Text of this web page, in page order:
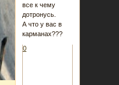
все к чему
дотронусь.
А что у вас в
карманах???
0